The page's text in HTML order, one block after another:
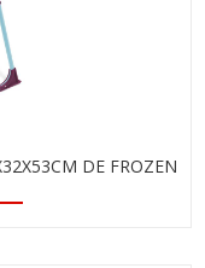
DE FROZEN